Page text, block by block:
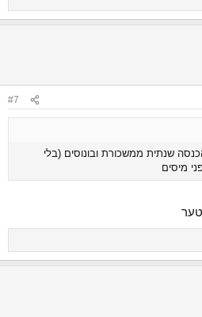
#7
שנתית ממשכורת ובונוסים (בלי